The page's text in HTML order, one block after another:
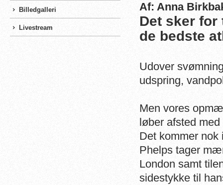
Billedgalleri
Livestream
Af: Anna
Det sker for
de bedste
Udover
udspring,
Men vores
løber afsted
Det kommer nok
Phelps tager
London samt
sidestykke til